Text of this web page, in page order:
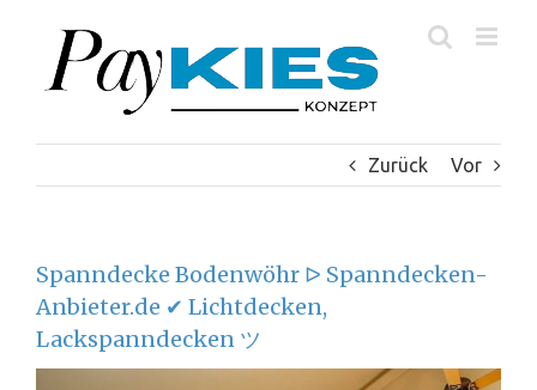
springen
Zurück Vor
Spanndecke Bodenwöhr ᐅ Spanndecken-
Anbieter.de ✔ Lichtdecken,
Lackspanndecken ツ